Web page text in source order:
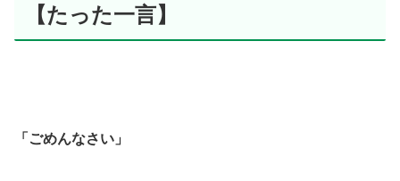
【たった一言】
「ごめんなさい」